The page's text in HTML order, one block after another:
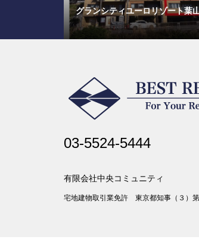
グランシティユーロリゾート葉
03-5524-5444
有限会社中央コミュニティ
宅地建物取引業免許 東京都知事（３）